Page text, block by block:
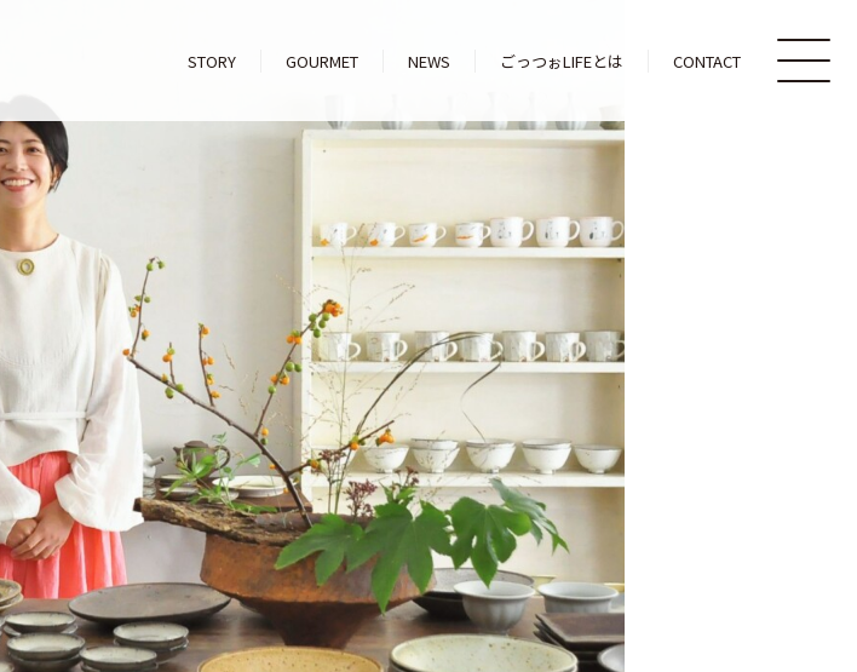
STORY GOURMET NEWS ごっつぉLIFEとは CONTACT